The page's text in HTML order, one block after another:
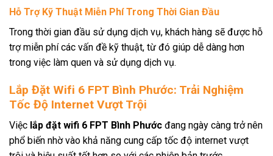
Hỗ Trợ Kỹ Thuật Miễn Phí Trong Thời Gian Đầu
Trong thời gian đầu sử dụng dịch vụ, khách hàng sẽ được hỗ
trợ miễn phí các vấn đề kỹ thuật, từ đó giúp dễ dàng hơn
trong việc làm quen và sử dụng dịch vụ.
Lắp Đặt Wifi 6 FPT Bình Phước: Trải Nghiệm
Tốc Độ Internet Vượt Trội
Việc lắp đặt wifi 6 FPT Bình Phước đang ngày càng trở nên
phổ biến nhờ vào khả năng cung cấp tốc độ internet vượt